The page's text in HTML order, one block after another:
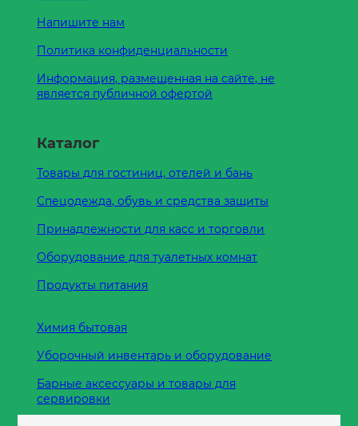
Напишите нам
Политика конфиденциальности
Информация, размещенная на сайте, не
является публичной офертой
Каталог
Товары для гостиниц, отелей и бань
Спецодежда, обувь и средства защиты
Принадлежности для касс и торговли
Оборудование для туалетных комнат
Продукты питания
Химия бытовая
Уборочный инвентарь и оборудование
Барные аксессуары и товары для
сервировки